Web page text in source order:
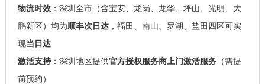
物流时效：深圳全市（含宝安、龙岗、龙华、坪山、光明、大
鹏新区）均为顺丰次日达，福田、南山、罗湖、盐田四区可实
现当日达
激活支持：深圳地区提供官方授权服务商上门激活服务（需提
前预约）